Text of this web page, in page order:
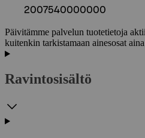
2007540000000
Päivitämme palvelun tuotetietoja
kuitenkin tarkistamaan ainesosat
Ravintosisältö